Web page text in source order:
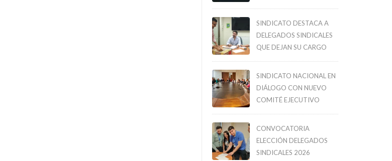
SINDICATO DESTACA A
DELEGADOS SINDICALES
QUE DEJAN SU CARGO
SINDICATO NACIONAL EN
DIÁLOGO CON NUEVO
COMITÉ EJECUTIVO
CONVOCATORIA
ELECCIÓN DELEGADOS
SINDICALES 2026